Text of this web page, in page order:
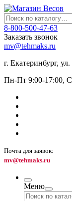
8-800-500-47-63
Заказать звонок
mv@tehmaks.ru
г. Екатеринбург,
Пн-Пт 9:00-17:00,
Почта для заявок:
mv@tehmaks.ru
Меню